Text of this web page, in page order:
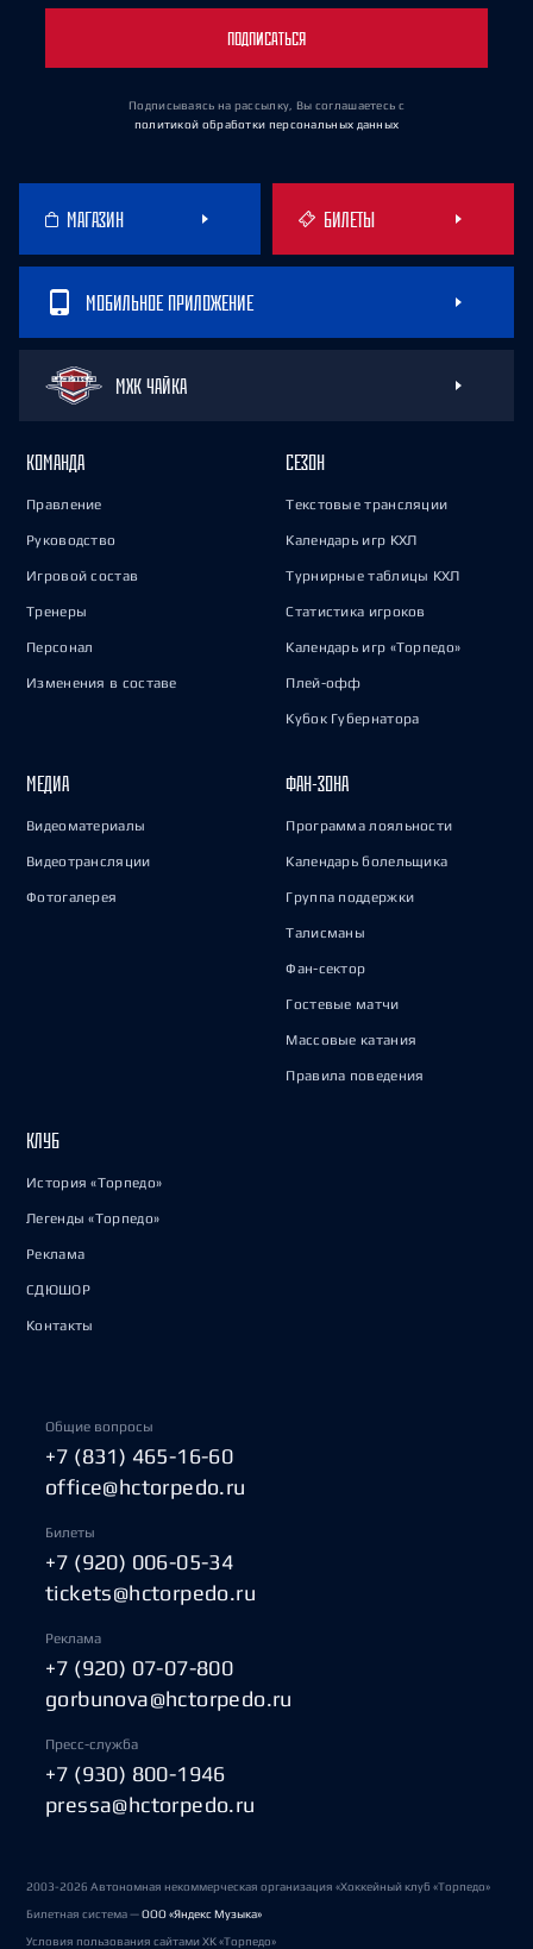
ПОДПИСАТЬСЯ
Подписываясь на рассылку, Вы соглашаетесь с
политикой обработки персональных данных
МАГАЗИН БИЛЕТЫ
МОБИЛЬНОЕ ПРИЛОЖЕНИЕ
МХК ЧАЙКА
КОМАНДА
Правление
Руководство
Игровой состав
Тренеры
Персонал
Изменения в составе
СЕЗОН
Текстовые трансляции
Календарь игр КХЛ
Турнирные таблицы КХЛ
Статистика игроков
Календарь игр «Торпедо»
Плей-офф
Кубок Губернатора
МЕДИА
Видеоматериалы
Видеотрансляции
Фотогалерея
ФАН-ЗОНА
Программа лояльности
Календарь болельщика
Группа поддержки
Талисманы
Фан-сектор
Гостевые матчи
Массовые катания
Правила поведения
КЛУБ
История «Торпедо»
Легенды «Торпедо»
Реклама
СДЮШОР
Контакты
Общие вопросы
+7 (831) 465-16-60
office@hctorpedo.ru
Билеты
+7 (920) 006-05-34
tickets@hctorpedo.ru
Реклама
+7 (920) 07-07-800
gorbunova@hctorpedo.ru
Пресс-служба
+7 (930) 800-1946
pressa@hctorpedo.ru
2003-2026 Автономная некоммерческая организация «Хоккейный клуб «Торпедо»
Билетная система —ООО «Яндекс Музыка»
Условия пользования сайтами ХК «Торпедо»